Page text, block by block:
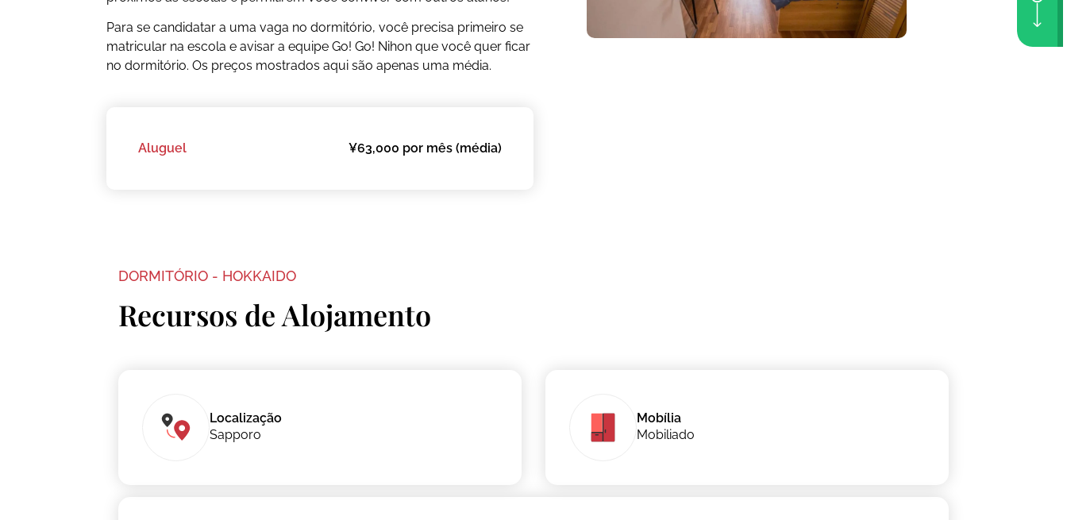
Para se candidatar a uma vaga no dormitório, você precisa primeiro se
matricular na escola e avisar a equipe Go! Go! Nihon que você quer ficar
no dormitório. Os preços mostrados aqui são apenas uma média.
Aluguel ¥63,000 por mês (média)
DORMITÓRIO - HOKKAIDO
Recursos de Alojamento
Localização
Sapporo
Mobília
Mobiliado